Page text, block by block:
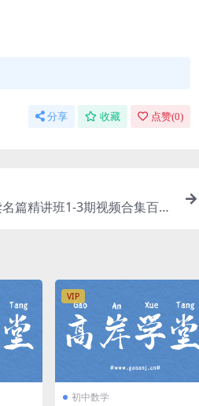
分享 收藏 点赞(0)
篇精讲班1-3期视频合集百度
VIP
初中数学